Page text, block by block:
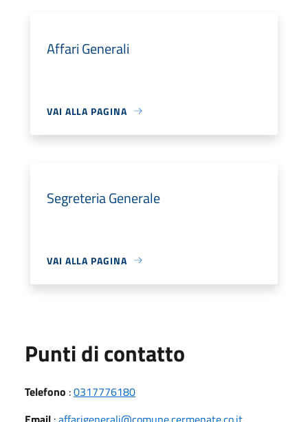
Affari Generali
VAI ALLA PAGINA
Segreteria Generale
VAI ALLA PAGINA
Punti di contatto
Telefono :0317776180